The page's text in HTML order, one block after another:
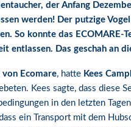
der Anfang
werden! Der putzige
So konnte das ECOMARE-
entlassen. Das geschah an
von Ecomare, hatte Kees
Kees sagte, dass diese
in den letzten
ein Transport mit dem